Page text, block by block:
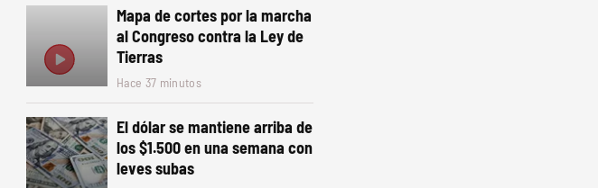
Mapa de cortes por la marcha
al Congreso contra la Ley de
Tierras
Hace 37 minutos
El dólar se mantiene arriba de
los $1.500 en una semana con
leves subas